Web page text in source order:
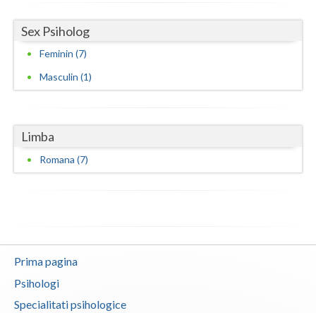
Sex Psiholog
Feminin (7)
Masculin (1)
Limba
Romana (7)
Prima pagina
Psihologi
Specialitati psihologice